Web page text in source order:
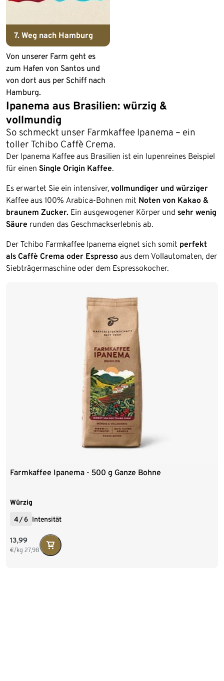
7. Weg nach Hamburg
Von unserer Farm geht es
zum Hafen von Santos und
von dort aus per Schiff nach
Hamburg.
Ipanema aus Brasilien: würzig &
vollmundig
So schmeckt unser Farmkaffee Ipanema – ein
toller Tchibo Caffè Crema.
Der Ipanema Kaffee aus Brasilien ist ein lupenreines Beispiel
für einen Single Origin Kaffee.
Es erwartet Sie ein intensiver, vollmundiger und würziger
Kaffee aus 100% Arabica-Bohnen mit Noten von Kakao &
braunem Zucker. Ein ausgewogener Körper und sehr wenig
Säure runden das Geschmackserlebnis ab.
Der Tchibo Farmkaffee Ipanema eignet sich somit perfekt
als Caffè Crema oder Espresso aus dem Vollautomaten, der
Siebträgermaschine oder dem Espressokocher.
Farmkaffee Ipanema - 500 g Ganze Bohne
Würzig
4/6 Intensität
13,99
€/kg 27,98